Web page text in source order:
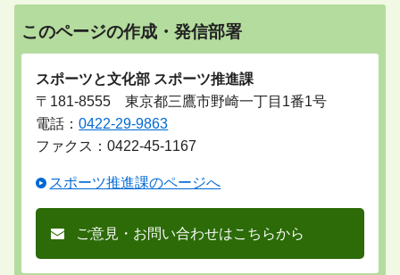
このページの作成・発信部署
スポーツと文化部 スポーツ推進課
〒181-8555 東京都三鷹市野崎一丁目1番1号
電話：0422-29-9863
ファクス：0422-45-1167
スポーツ推進課のページへ
ご意見・お問い合わせはこちらから